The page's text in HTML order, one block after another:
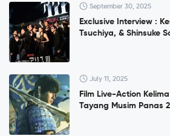
September 30, 2025
Exclusive Interview :
Tsuchiya, & Shinsuke
July 11, 2025
Film Live-Action
Tayang Musim Panas